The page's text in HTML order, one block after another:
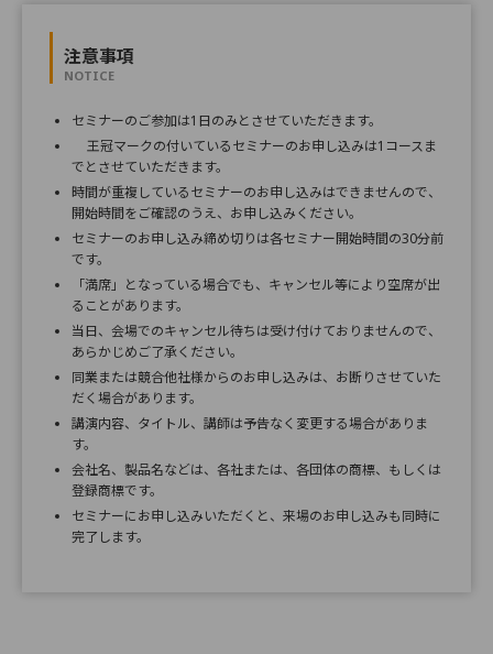
注意事項
NOTICE
セミナーのご参加は1日のみとさせていただきます。
王冠マークの付いているセミナーのお申し込みは1コースま
でとさせていただきます。
時間が重複しているセミナーのお申し込みはできませんので、
開始時間をご確認のうえ、お申し込みください。
セミナーのお申し込み締め切りは各セミナー開始時間の30分前
です。
「満席」となっている場合でも、キャンセル等により空席が出
ることがあります。
当日、会場でのキャンセル待ちは受け付けておりませんので、
あらかじめご了承ください。
同業または競合他社様からのお申し込みは、お断りさせていた
だく場合があります。
講演内容、タイトル、講師は予告なく変更する場合がありま
す。
会社名、製品名などは、各社または、各団体の商標、もしくは
登録商標です。
セミナーにお申し込みいただくと、来場のお申し込みも同時に
完了します。